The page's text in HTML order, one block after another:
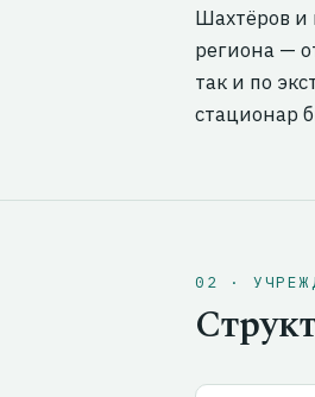
Шахтёров и
региона —
так и по
стационар
02 ·